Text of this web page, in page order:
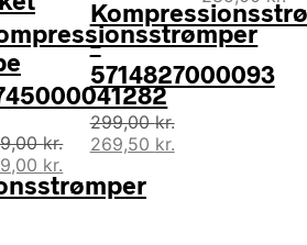
kr.
kr.
aktuelle
–
5714827000093
299,00kr.
Den
pris
269,50 kr.